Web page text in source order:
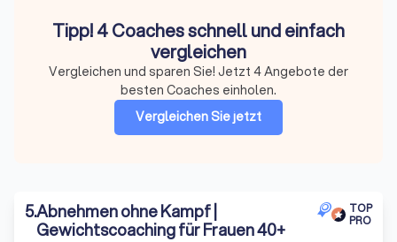
Tipp! 4 Coaches schnell und einfach
vergleichen
Vergleichen und sparen Sie! Jetzt 4 Angebote der
besten Coaches einholen.
Vergleichen Sie jetzt
5.Abnehmen ohne Kampf |
Gewichtscoaching für Frauen 40+
TOP
PRO